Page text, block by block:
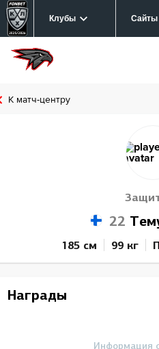
Клубы Сайты
К матч-центру
22
185 см 99 кг
Награды
Информация